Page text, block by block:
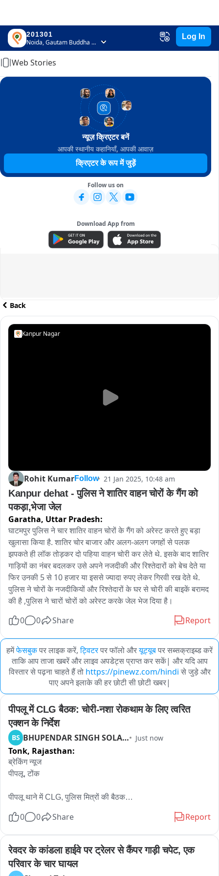
201301
Noida, Gautam Buddha Nagar, Uttar Pradesh
Log In
Home
Web Stories
न्यूज़ क्रिएटर बनें
आपकी स्थानीय कहानियाँ, आपकी आवाज़
क्रिएटर के रूप में जुड़ें
Follow us on
Download App from
ADVERTISEMENT
Back
Kanpur Nagar
Rohit KumarFollow 21 Jan 2025, 10:48 am
Kanpur dehat - पुलिस ने शातिर वाहन चोरों के गैंग को
पकड़ा,भेजा जेल
Garatha, Uttar Pradesh:
घाटमपुर पुलिस ने चार शातिर वाहन चोरों के गैंग को अरेस्ट करते हुए बड़ा
खुलासा किया है. शातिर चोर बाजार और अलग-अलग जगहों से पलक
झपकते ही लॉक तोड़कर दो पहिया वाहन चोरी कर लेते थे. इसके बाद शातिर
गाड़ियों का नंबर बदलकर उसे अपने नजदीकी और रिश्तेदारों को बेच देते या
फिर उनकी 5 से 10 हजार या इससे ज्यादा रुपए लेकर गिरवी रख देते थे.
पुलिस ने चोरों के नजदीकियों और रिश्तेदारों के घर से चोरी की बाइकें बरामद
की है ,पुलिस ने चारों चोरों को अरेस्ट करके जेल भेज दिया है।
0
0 Share Report
हमेंफेसबुकपर लाइक करें, ट्विटरपर फॉलो औरयूट्यूबपर सब्सक्राइब्ड करें
ताकि आप ताजा खबरें और लाइव अपडेट्स प्राप्त कर सकें| और यदि आप
विस्तार से पढ़ना चाहते हैं तो https://pinewz.com/hindi से जुड़े और
पाए अपने इलाके की हर छोटी सी छोटी खबर|
पीपलू में CLG बैठक: चोरी-नशा रोकथाम के लिए त्वरित
एक्शन के निर्देश
BS BHUPENDAR SINGH SOLANKI Just now
Tonk, Rajasthan:
ब्रेकिंग न्यूज
पीपलू, टोंक
पीपलू थाने में CLG, पुलिस मित्रों की बैठक
बैठक
बैठक में पीपलू डिप्टी रामावतार चौधरी, थानाधिकारी रविश सामरिया, CLG
सदस्य एवं थाना स्टाफ रहा मौजूद
0 0 Share Report
रेवदर के कांडला हाईवे पर ट्रेलर से कैंपर गाड़ी चपेट, एक
परिवार के चार घायल